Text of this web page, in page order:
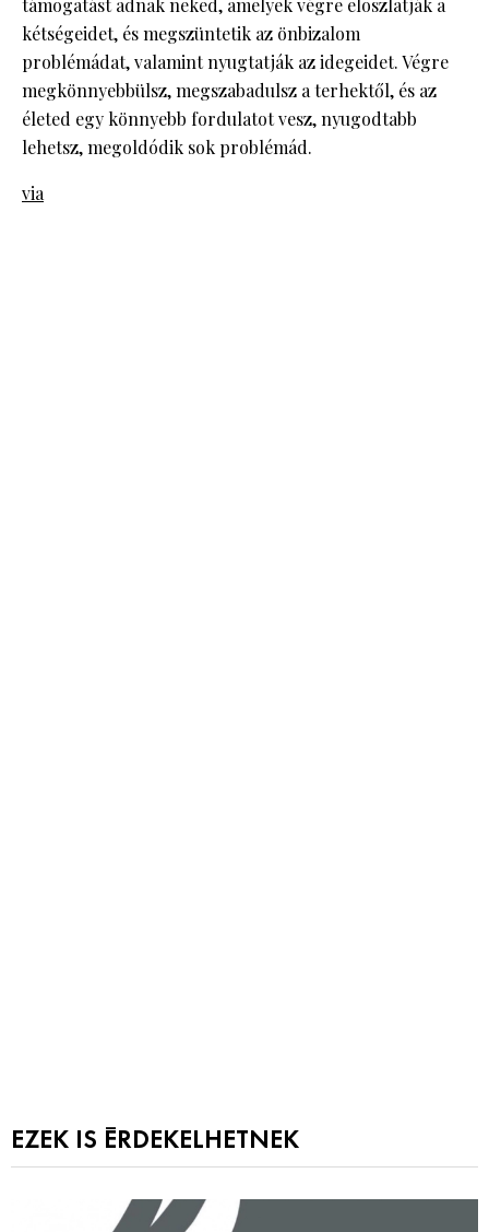
támogatást adnak neked, amelyek végre eloszlatják a
kétségeidet, és megszüntetik az önbizalom
problémádat, valamint nyugtatják az idegeidet. Végre
megkönnyebbülsz, megszabadulsz a terhektől, és az
életed egy könnyebb fordulatot vesz, nyugodtabb
lehetsz, megoldódik sok problémád.
via
EZEK IS ÉRDEKELHETNEK